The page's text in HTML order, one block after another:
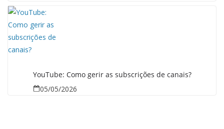
YouTube: Como gerir as subscrições de canais?
05/05/2026